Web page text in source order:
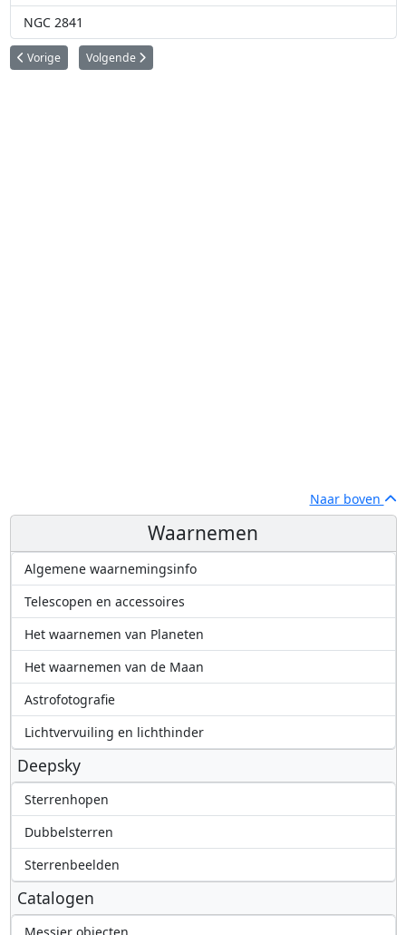
NGC 2841
Vorig artikel: NGC 7662
Vorige Volgende artikel: NGC 7789
Volgende
Naar boven
Waarnemen
Algemene waarnemingsinfo
Telescopen en accessoires
Het waarnemen van Planeten
Het waarnemen van de Maan
Astrofotografie
Lichtvervuiling en lichthinder
Deepsky
Sterrenhopen
Dubbelsterren
Sterrenbeelden
Catalogen